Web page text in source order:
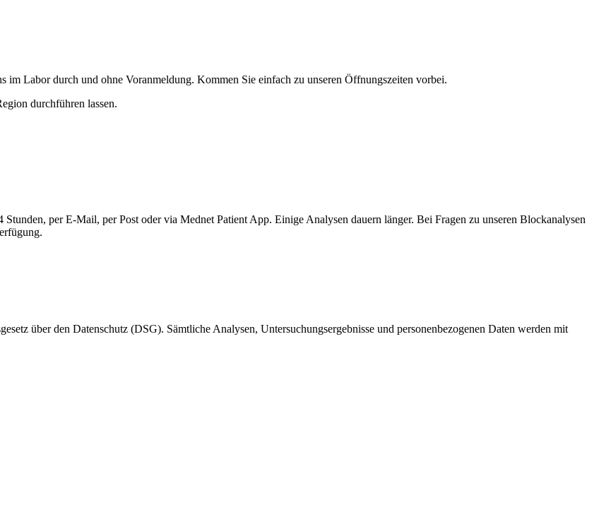
im Labor durch und ohne Voranmeldung. Kommen Sie einfach zu unseren Öffnungszeiten vorbei.
durchführen lassen.
per E-Mail, per Post oder via Mednet Patient App. Einige Analysen dauern länger. Bei Fragen zu unseren Blockanalysen
über den Datenschutz (DSG). Sämtliche Analysen, Untersuchungsergebnisse und personenbezogenen Daten werden mit